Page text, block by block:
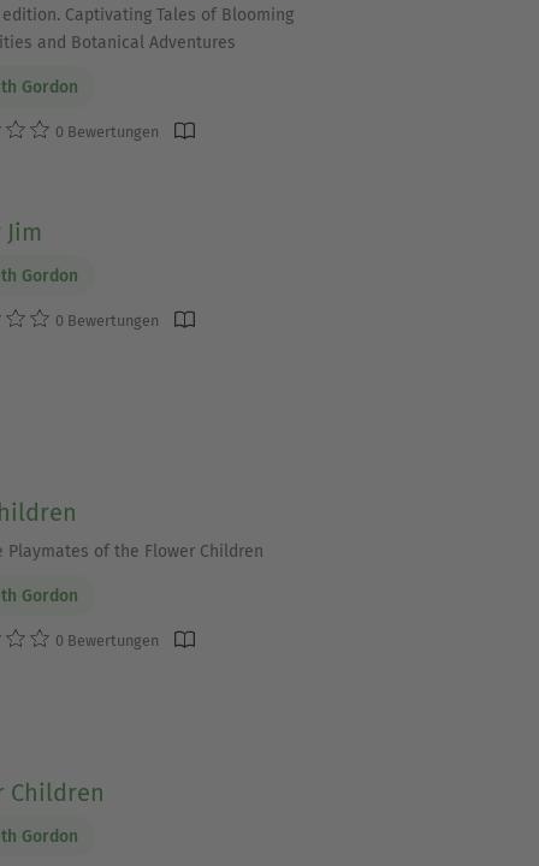
edition. Captivating Tales of Blooming
and Botanical Adventures
Gordon
0 Bewertungen
Gordon
0 Bewertungen
Playmates of the Flower Children
Gordon
0 Bewertungen
Children
Gordon